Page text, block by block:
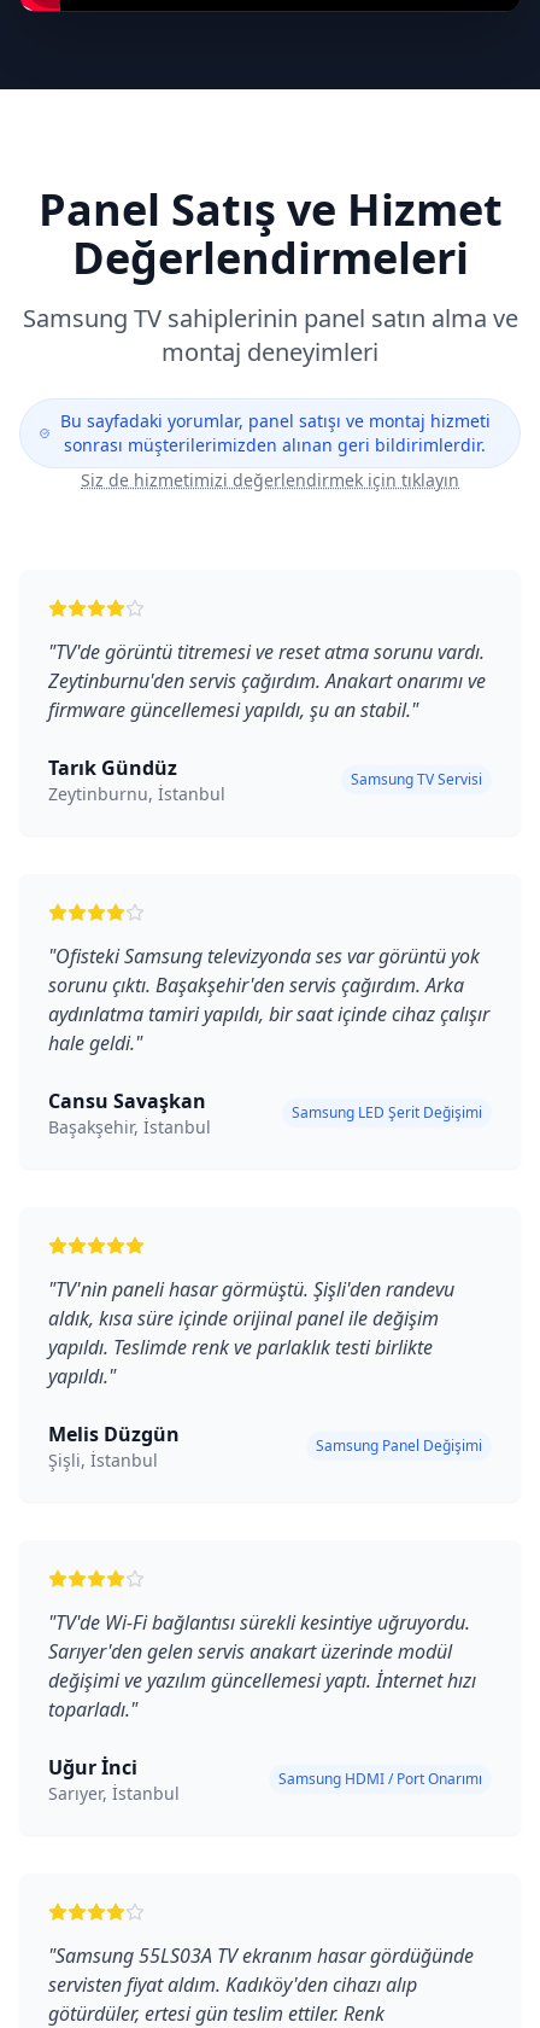
Panel Satış ve Hizmet
Değerlendirmeleri
Samsung TV sahiplerinin panel satın alma ve
montaj deneyimleri
Bu sayfadaki yorumlar, panel satışı ve montaj hizmeti
sonrası müşterilerimizden alınan geri bildirimlerdir.
Siz de hizmetimizi değerlendirmek için tıklayın
"TV'de görüntü titremesi ve reset atma sorunu vardı.
Zeytinburnu'den servis çağırdım. Anakart onarımı ve
firmware güncellemesi yapıldı, şu an stabil."
Tarık Gündüz
Zeytinburnu, İstanbul
Samsung TV Servisi
"Ofisteki Samsung televizyonda ses var görüntü yok
sorunu çıktı. Başakşehir'den servis çağırdım. Arka
aydınlatma tamiri yapıldı, bir saat içinde cihaz çalışır
hale geldi."
Cansu Savaşkan
Başakşehir, İstanbul
Samsung LED Şerit Değişimi
"TV'nin paneli hasar görmüştü. Şişli'den randevu
aldık, kısa süre içinde orijinal panel ile değişim
yapıldı. Teslimde renk ve parlaklık testi birlikte
yapıldı."
Melis Düzgün
Şişli, İstanbul
Samsung Panel Değişimi
"TV'de Wi-Fi bağlantısı sürekli kesintiye uğruyordu.
Sarıyer'den gelen servis anakart üzerinde modül
değişimi ve yazılım güncellemesi yaptı. İnternet hızı
toparladı."
Uğur İnci
Sarıyer, İstanbul
Samsung HDMI / Port Onarımı
"Samsung 55LS03A TV ekranım hasar gördüğünde
servisten fiyat aldım. Kadıköy'den cihazı alıp
götürdüler, ertesi gün teslim ettiler. Renk